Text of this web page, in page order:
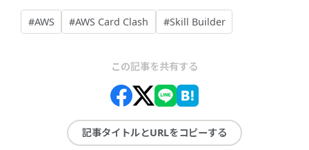
#AWS #AWS Card Clash #Skill Builder
この記事を共有する
記事タイトルとURLをコピーする